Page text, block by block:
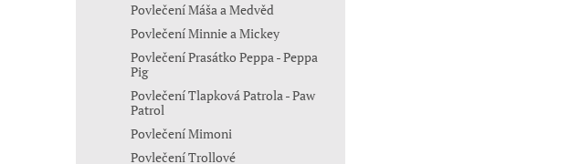
Povlečení Máša a Medvěd
Povlečení Minnie a Mickey
Povlečení Prasátko Peppa - Peppa
Pig
Povlečení Tlapková Patrola - Paw
Patrol
Povlečení Mimoni
Povlečení Trollové